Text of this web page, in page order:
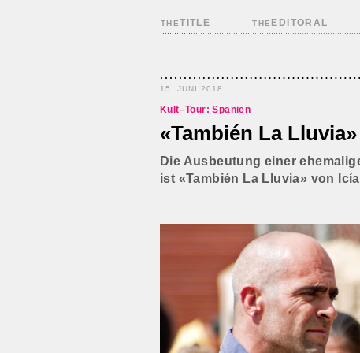
THETITLE THE EDITORAL
15. JUNI 2018
Kult–Tour: Spanien
«También La
Die Ausbeutung einer
ist «También La Lluvia» von